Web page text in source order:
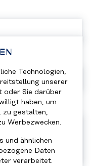
Technologien,
unserer
oder Sie darüber
haben, um
zu gestalten,
Werbezwecken.
und ähnlichen
Daten
verarbeitet.